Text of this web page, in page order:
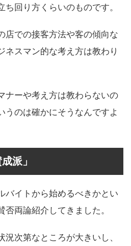
回り方くらいのものです。
店での接客方法や客の傾向な
ネスマン的な考え方は教わり
ナーや考え方は教わらないの
うのは確かにそうなんですよ
派」
バイトから始めるべきかとい
否両論紹介してきました。
次第なところが大きいし、